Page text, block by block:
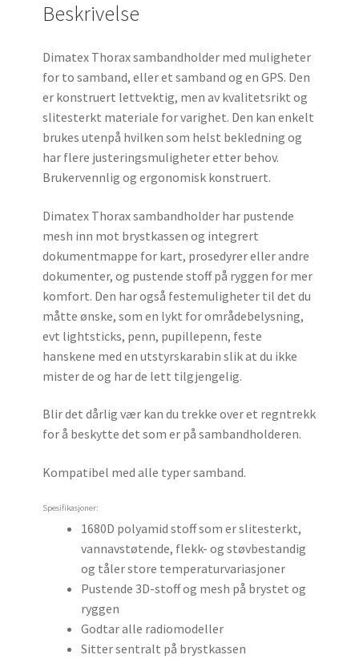
Beskrivelse
Dimatex Thorax sambandholder med muligheter
for to samband, eller et samband og en GPS. Den
er konstruert lettvektig, men av kvalitetsrikt og
slitesterkt materiale for varighet. Den kan enkelt
brukes utenpå hvilken som helst bekledning og
har flere justeringsmuligheter etter behov.
Brukervennlig og ergonomisk konstruert.
Dimatex Thorax sambandholder har pustende
mesh inn mot brystkassen og integrert
dokumentmappe for kart, prosedyrer eller andre
dokumenter, og pustende stoff på ryggen for mer
komfort. Den har også festemuligheter til det du
måtte ønske, som en lykt for områdebelysning,
evt lightsticks, penn, pupillepenn, feste
hanskene med en utstyrskarabin slik at du ikke
mister de og har de lett tilgjengelig.
Blir det dårlig vær kan du trekke over et regntrekk
for å beskytte det som er på sambandholderen.
Kompatibel med alle typer samband.
Spesifikasjoner:
1680D polyamid stoff som er slitesterkt,
vannavstøtende, flekk- og støvbestandig
og tåler store temperaturvariasjoner
Pustende 3D-stoff og mesh på brystet og
ryggen
Godtar alle radiomodeller
Sitter sentralt på brystkassen